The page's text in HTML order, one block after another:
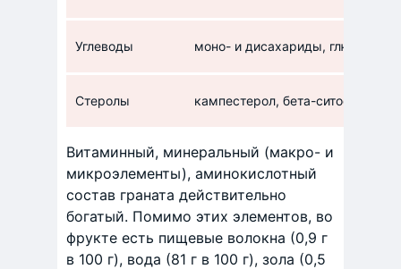
Углеводы моно- и дисахариды, глюкоза,
Стеролы кампестерол, бета-ситостерол
Витаминный, минеральный (макро- и
микроэлементы), аминокислотный
состав граната действительно
богатый. Помимо этих элементов, во
фрукте есть пищевые волокна (0,9 г
в 100 г), вода (81 г в 100 г), зола (0,5